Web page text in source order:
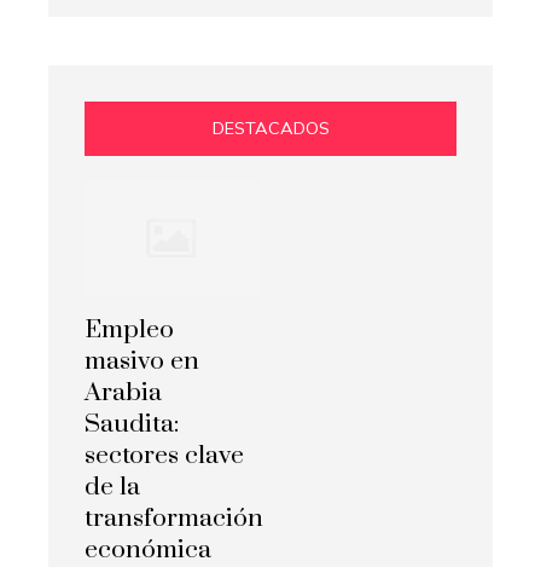
DESTACADOS
Empleo
masivo en
Arabia
Saudita:
sectores clave
de la
transformación
económica